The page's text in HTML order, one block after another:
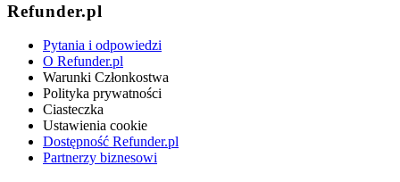
Refunder.pl
Pytania i odpowiedzi
O Refunder.pl
Warunki Członkostwa
Polityka prywatności
Ciasteczka
Ustawienia cookie
Dostępność Refunder.pl
Partnerzy biznesowi